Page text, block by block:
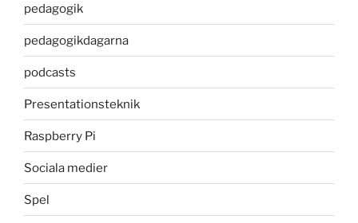
pedagogik
pedagogikdagarna
podcasts
Presentationsteknik
Raspberry Pi
Sociala medier
Spel